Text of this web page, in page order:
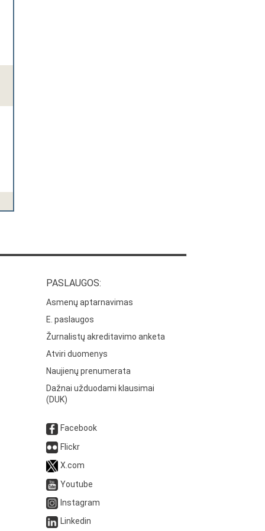
PASLAUGOS:
Asmenų aptarnavimas
E. paslaugos
Žurnalistų akreditavimo anketa
Atviri duomenys
Naujienų prenumerata
Dažnai užduodami klausimai
(DUK)
Facebook
Flickr
X.com
Youtube
Instagram
Linkedin